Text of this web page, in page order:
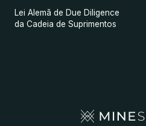
Lei Alemã de Due Diligence
da Cadeia de Suprimentos